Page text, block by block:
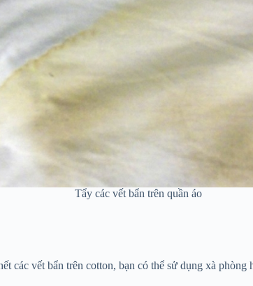
Tẩy các vết bẩn trên quần áo
vết bẩn trên cotton, bạn có thể sử dụng xà